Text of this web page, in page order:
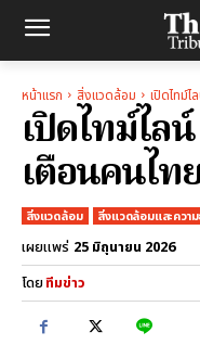
หน้าแรก สิ่งแวดล้อม เปิดไทม์
เปิดไทม์ไล
เตือนคนไท
สิ่งแวดล้อม สิ่งแวดล้อมและควา
เผยแพร่ 25 มิถุนายน 2026
โดยทีมข่าว